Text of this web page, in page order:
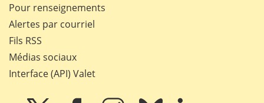
Pour renseignements
Alertes par courriel
Fils RSS
Médias sociaux
Interface (API) Valet